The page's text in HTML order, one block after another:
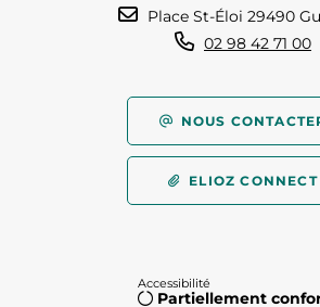
Place St-Éloi 29490
02 98 42 71 00
NOUS
ELIOZ CONNECT
Accessibilité
Partiellement